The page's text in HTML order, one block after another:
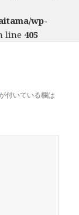
wp-
line 405
付いている欄は